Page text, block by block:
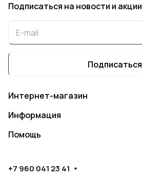
Подписаться на новости и акции
Подписаться
Интернет-магазин
Информация
Помощь
+7 960 041 23 41